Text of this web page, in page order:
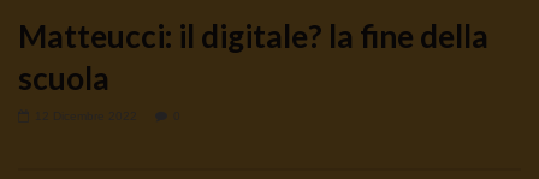
Matteucci: il digitale? la fine della
scuola